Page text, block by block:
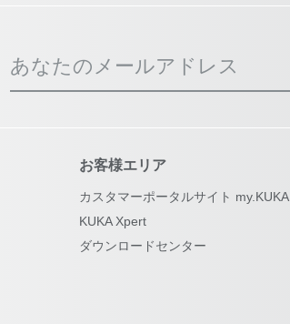
あなたのメールアドレス
お客様エリア
カスタマーポータルサイト my.KUKA
KUKA Xpert
ダウンロードセンター